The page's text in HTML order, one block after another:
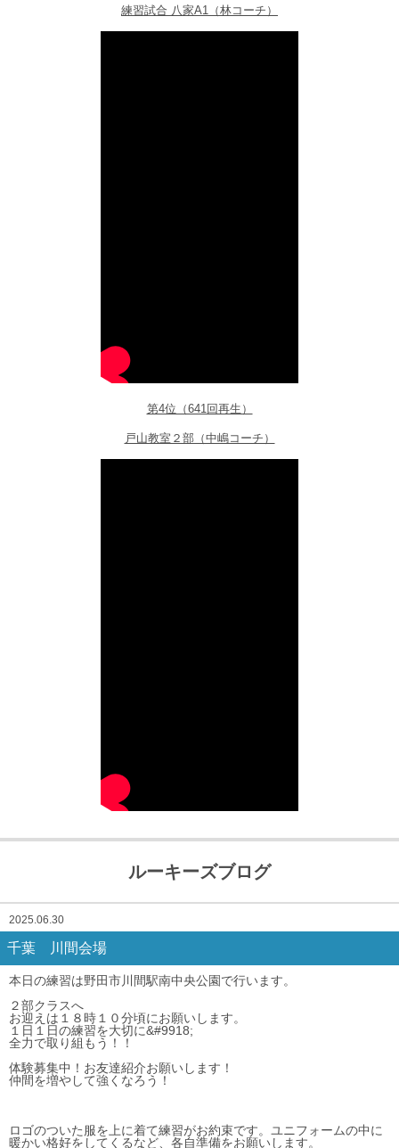
練習試合 八家A1（林コーチ）
第4位（641回再生）
戸山教室２部（中嶋コーチ）
ルーキーズブログ
2025.06.30
千葉 川間会場
本日の練習は野田市川間駅南中央公園で行います。
２部クラスへ
お迎えは１８時１０分頃にお願いします。
１日１日の練習を大切に&#9918;
全力で取り組もう！！
体験募集中！お友達紹介お願いします！
仲間を増やして強くなろう！
ロゴのついた服を上に着て練習がお約束です。ユニフォームの中に
暖かい格好をしてくるなど、各自準備をお願いします。